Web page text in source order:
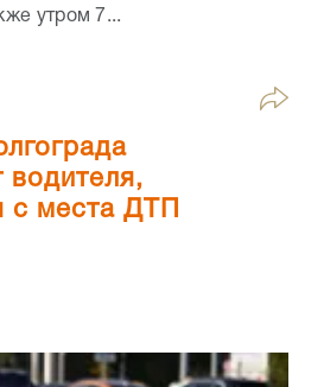
утром 7...
водителя,
с места ДТП